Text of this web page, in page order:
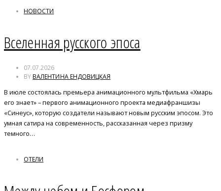
НОВОСТИ
Вселенная русского эпоса
07.07.2026
BYВАЛЕНТИНА ЕНДОВИЦКАЯ
В июле состоялась премьера анимационного мультфильма «Хмарь
его знает» – первого анимационного проекта медиафраншизы
«Синеус», которую создатели называют новым русским эпосом. Это
умная сатира на современность, рассказанная через призму
темного…
ОТЕЛИ